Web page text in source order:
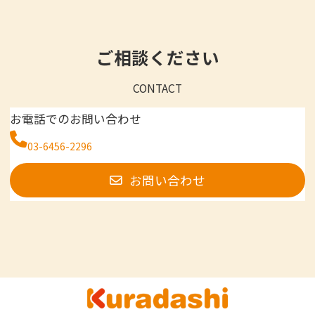
ご相談ください
CONTACT
お電話でのお問い合わせ
03-6456-2296
お問い合わせ